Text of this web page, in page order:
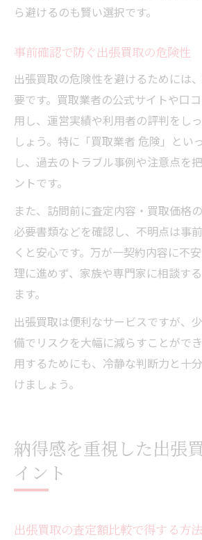
ら避けるのも賢い選択です。
事前確認で防ぐ出張買取の危険性
出張買取の危険性を避けるためには
要です。買取業者の公式サイトや口
用し、運営実績や利用者の評判をし
しょう。特に「買取業者 危険」とい
し、過去のトラブル事例や注意点を
ントです。
また、訪問前に査定内容・買取価格
必要書類などを確認し、不明点は事
くと安心です。万が一契約内容に不
理に進めず、家族や専門家に相談す
ます。
出張買取は便利なサービスですが、
備でリスクを大幅に減らすことがで
用するためにも、冷静な判断力と十
けましょう。
納得感を重視した出張
イント
出張買取の査定額比較で得する方法